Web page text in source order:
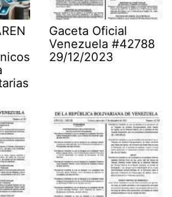
Gaceta Oficial
Venezuela #42788
29/12/2023